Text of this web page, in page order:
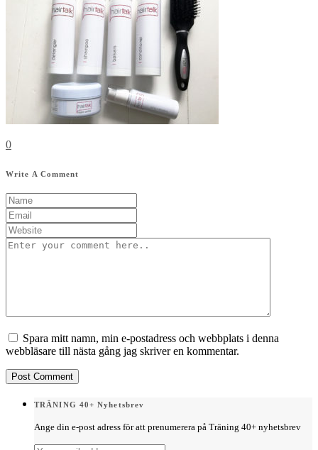
0
Write A Comment
Spara mitt namn, min e-postadress och webbplats i denna
webbläsare till nästa gång jag skriver en kommentar.
TRÄNING 40+ Nyhetsbrev
Ange din e-post adress för att prenumerera på Träning 40+ nyhetsbrev